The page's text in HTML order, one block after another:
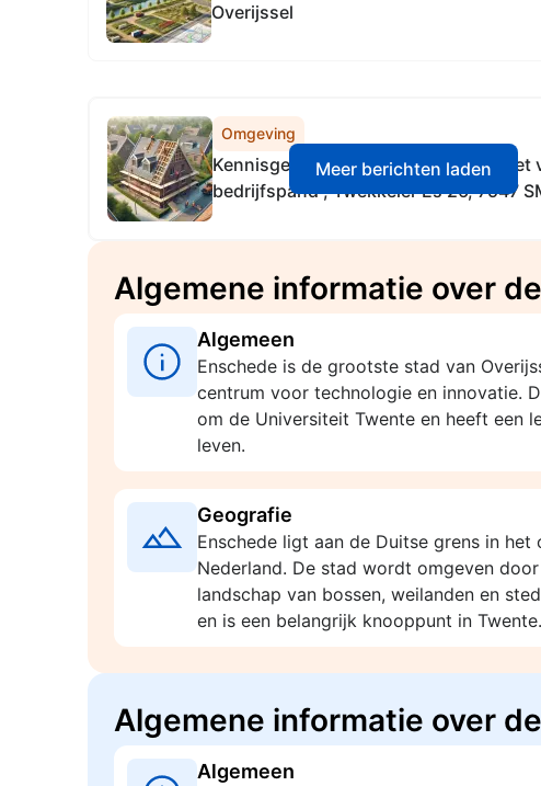
Overijssel
Omgeving
Kennisgeving ontvangst aanvraag het
bedrijfspand , Twekkeler Es 26, 7547
Meer berichten laden
Algemene informatie over
Algemeen
Enschede is de grootste stad van
centrum voor technologie en innovatie.
om de Universiteit Twente en heeft een
leven.
Geografie
Enschede ligt aan de Duitse grens in het
Nederland. De stad wordt omgeven
landschap van bossen, weilanden en
en is een belangrijk knooppunt in Twente.
Algemene informatie over
Algemeen